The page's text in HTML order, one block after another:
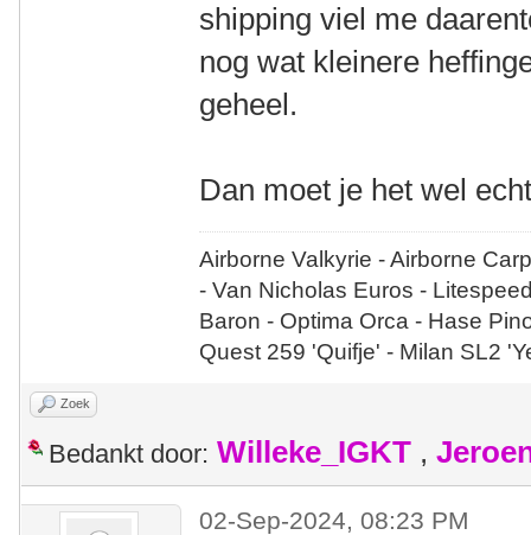
shipping viel me
nog wat kleinere
geheel.
Dan moet je het wel
Airborne Valkyrie - Airborne
- Van Nicholas Euros -
Baron - Optima Orca - Hase
Quest 259 'Quifje' - Milan SL2
Zoek
Bedankt door: Willeke_IGKT ,
02-Sep-2024, 08:23 PM